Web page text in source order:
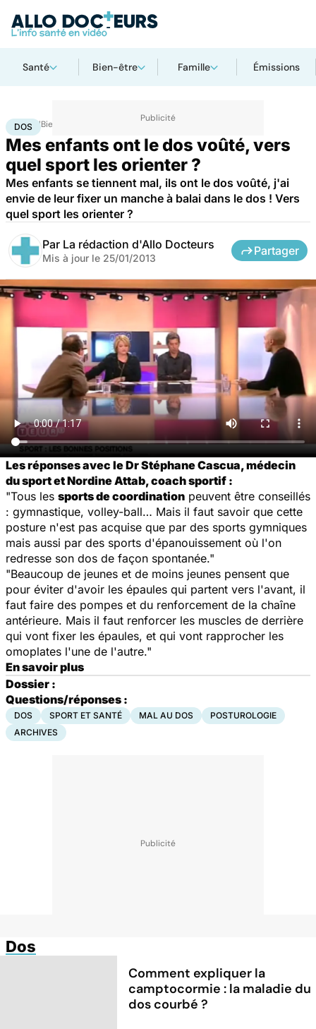
Santé Bien-être Famille Émissions
AccueilBien-être
DOS
Mes enfants ont le dos voûté, vers
quel sport les orienter ?
Mes enfants se tiennent mal, ils ont le dos voûté, j'ai
envie de leur fixer un manche à balai dans le dos ! Vers
quel sport les orienter ?
Par La rédaction d'Allo Docteurs
Mis à jour le 25/01/2013
Partager
Les réponses avec le Dr Stéphane Cascua, médecin
du sport et Nordine Attab, coach sportif :
"Tous les sports de coordination peuvent être conseillés
: gymnastique, volley-ball… Mais il faut savoir que cette
posture n'est pas acquise que par des sports gymniques
mais aussi par des sports d'épanouissement où l'on
redresse son dos de façon spontanée."
"Beaucoup de jeunes et de moins jeunes pensent que
pour éviter d'avoir les épaules qui partent vers l'avant, il
faut faire des pompes et du renforcement de la chaîne
antérieure. Mais il faut renforcer les muscles de derrière
qui vont fixer les épaules, et qui vont rapprocher les
omoplates l'une de l'autre."
En savoir plus
Dossier :
Questions/réponses :
DOS SPORT ET SANTÉ MAL AU DOS
POSTUROLOGIE
ARCHIVES
Dos
Comment expliquer la
camptocormie : la maladie du
dos courbé ?